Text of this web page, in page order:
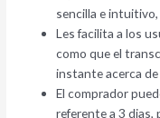
sencilla e
Les facilita a los
como que el
instante acerca
El comprador
referente a 3 dias,